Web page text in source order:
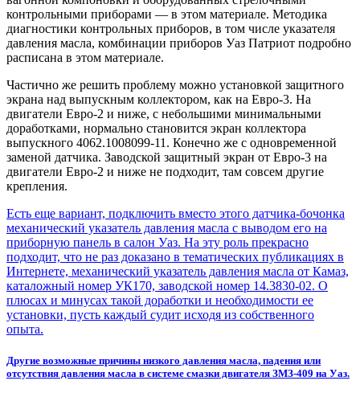
контрольными приборами — в этом материале. Методика
диагностики контрольных приборов, в том числе указателя
давления масла, комбинации приборов Уаз Патриот подробно
расписана в этом материале.
Частично же решить проблему можно установкой защитного
экрана над выпускным коллектором, как на Евро-3. На
двигатели Евро-2 и ниже, с небольшими минимальными
доработками, нормально становится экран коллектора
выпускного 4062.1008099-11. Конечно же с одновременной
заменой датчика. Заводской защитный экран от Евро-3 на
двигатели Евро-2 и ниже не подходит, там совсем другие
крепления.
Есть еще вариант, подключить вместо этого датчика-бочонка
механический указатель давления масла с выводом его на
приборную панель в салон Уаз. На эту роль прекрасно
подходит, что не раз доказано в тематических публикациях в
Интернете, механический указатель давления масла от Камаз,
каталожный номер УК170, заводской номер 14.3830-02. О
плюсах и минусах такой доработки и необходимости ее
установки, пусть каждый судит исходя из собственного
опыта.
Другие возможные причины низкого давления масла, падения или
отсутствия давления масла в системе смазки двигателя ЗМЗ-409 на Уаз.